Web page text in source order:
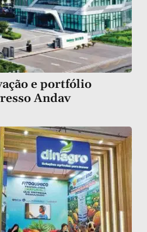
e portfólio
Andav